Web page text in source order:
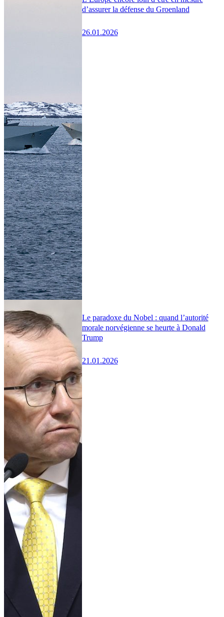
d’assurer la défense du Groenland
26.01.2026
Le paradoxe du Nobel : quand l’autorité
morale norvégienne se heurte à Donald
Trump
21.01.2026